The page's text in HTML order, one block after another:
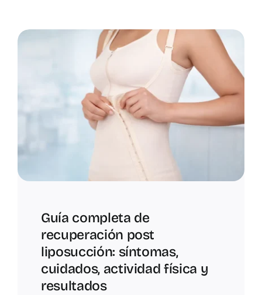
Guía completa de
recuperación post
liposucción: síntomas,
cuidados, actividad física y
resultados